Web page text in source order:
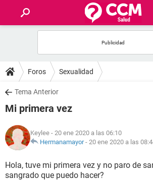
FOROS
SALUD
FAMILIA
NUTRICIÓN
BIENESTAR
Foros Sexualidad
Tema Anterior
Mi primera vez
Keylee - 20 ene 2020 a las 06:10
Hermanamayor- 20 ene 2020 a las
Hola, tuve mi primera vez y no paro de
sangrado que puedo hacer?